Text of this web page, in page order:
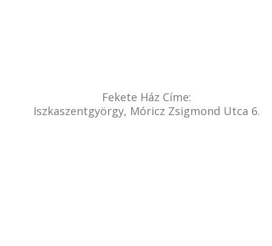
Fekete Ház Címe:
Iszkaszentgyörgy, Móricz Zsigmond Utca 6.